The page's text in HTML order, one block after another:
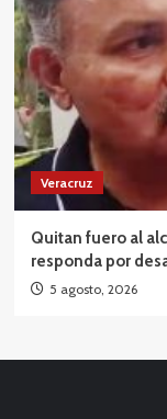
Veracruz
Quitan fuero al
responda por
5 agosto, 2026